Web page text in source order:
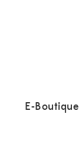
E-Boutique